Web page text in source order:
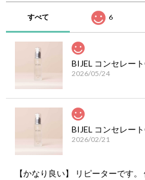
すべて 6
BIJEL コンセレー
2026/05/24
BIJEL コンセレー
2026/02/21
【かなり良い】 リピーターです